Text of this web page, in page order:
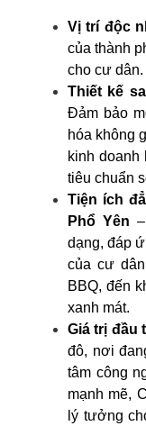
Vị trí độc
của thành
cho cư dân.
Thiết kế
Đảm bảo
hóa không
kinh doanh
tiêu chuẩn
Tiện ích
Phổ Yên
dạng, đáp
của cư
BBQ, đến
xanh mát.
Giá trị đầu
đô, nơi
tâm công
mạnh mẽ,
lý tưởng